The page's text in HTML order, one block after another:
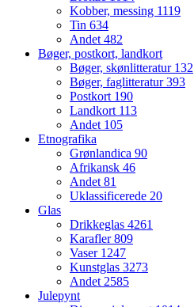
Kobber, messing 1119
Tin 634
Andet482
Bøger, postkort, landkort
Bøger, skønlitteratur 132
Bøger, faglitteratur393
Postkort 190
Landkort 113
Andet 105
Etnografika
Grønlandica 90
Afrikansk 46
Andet81
Uklassificerede 20
Glas
Drikkeglas 4261
Karafler809
Vaser 1247
Kunstglas 3273
Andet2585
Julepynt